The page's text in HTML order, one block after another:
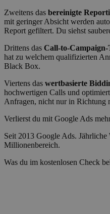
Zweitens das bereinigte
mit geringer Absicht werden
Report gefiltert. Du siehst
Drittens das Call-to-
hat zu welchem qualifizierten
Black Box.
Viertens das wertbasierte
hochwertigen Calls und
Anfragen, nicht nur in Richtung
Verlierst du mit Google Ads
Seit 2013 Google Ads. Jährliche
Millionenbereich.
Was du im kostenlosen Check